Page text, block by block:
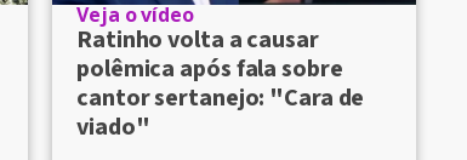
Veja o vídeo
Ratinho volta a causar
polêmica após fala sobre
cantor sertanejo: "Cara de
viado"